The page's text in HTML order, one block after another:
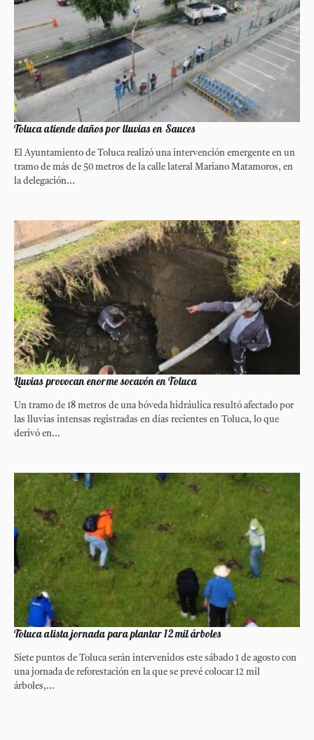
Toluca atiende daños por lluvias en Sauces
El Ayuntamiento de Toluca realizó una intervención emergente en un
tramo de más de 50 metros de la calle lateral Mariano Matamoros, en
la delegación...
Lluvias provocan enorme socavón en Toluca
Un tramo de 18 metros de una bóveda hidráulica resultó afectado por
las lluvias intensas registradas en días recientes en Toluca, lo que
derivó en...
Toluca alista jornada para plantar 12 mil árboles
Siete puntos de Toluca serán intervenidos este sábado 1 de agosto con
una jornada de reforestación en la que se prevé colocar 12 mil
árboles,...